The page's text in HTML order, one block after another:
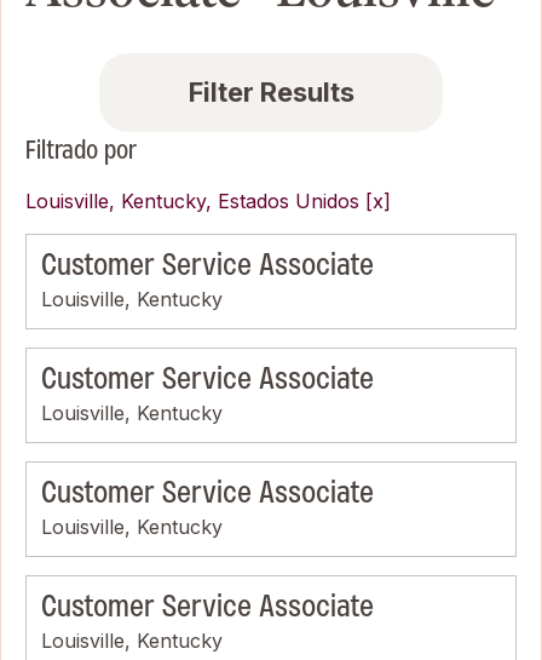
Filter Results
Filtrado por
Louisville, Kentucky, Estados Unidos
Customer Service Associate
Louisville, Kentucky
Customer Service Associate
Louisville, Kentucky
Customer Service Associate
Louisville, Kentucky
Customer Service Associate
Louisville, Kentucky